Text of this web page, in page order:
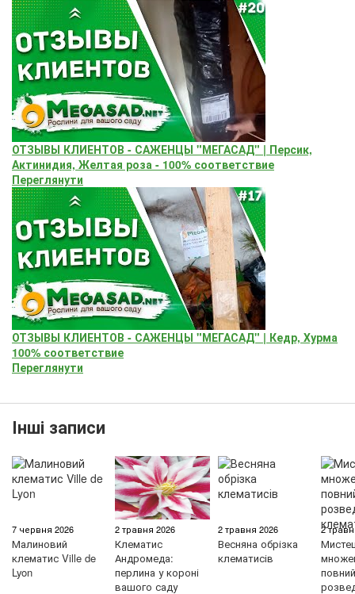
ОТЗЫВЫ КЛИЕНТОВ - САЖЕНЦЫ "МЕГАСАД" | Персик,
Актинидия, Желтая роза - 100% соответствие
Переглянути
ОТЗЫВЫ КЛИЕНТОВ - САЖЕНЦЫ "МЕГАСАД" | Кедр, Хурма
100% соответствие
Переглянути
Інші записи
7 червня 2026
Малиновий
клематис Ville de
Lyon
2 травня 2026
Клематис
Андромеда:
перлина у короні
вашого саду
2 травня 2026
Весняна обрізка
клематисів
2
повний